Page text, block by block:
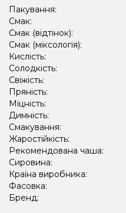
Пакування:
Смак:
Смак (відтінок):
Смак (міксологія):
Кислість:
Солодкість:
Свіжість:
Пряність:
Міцність:
Димність:
Смакування:
Жаростійкість:
Рекомендована чаша:
Сировина:
Країна виробника:
Фасовка:
Бренд: